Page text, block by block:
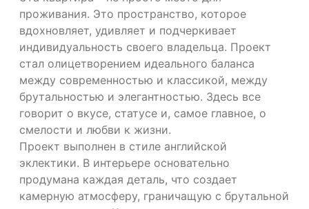
проживания. Это пространство, которое
вдохновляет, удивляет и подчеркивает
индивидуальность своего владельца. Проект
стал олицетворением идеального баланса
между современностью и классикой, между
брутальностью и элегантностью. Здесь все
говорит о вкусе, статусе и, самое главное, о
смелости и любви к жизни.
Проект выполнен в стиле английской
эклектики. В интерьере основательно
продумана каждая деталь, что создает
камерную атмосферу, граничащую с брутальной